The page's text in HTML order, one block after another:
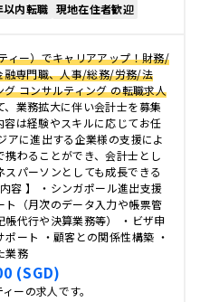
内転職 現地在住者歓迎
ィー）でキャリアアップ！財務/
専門職、人事/総務/労務/法
グ コンサルティング の転職求人
、業務拡大に伴い会計士を募集
容は経験やスキルに応じてお任
アに進出する企業様の支援によ
携わることができ、会計士とし
スパーソンとしても成長できる
容 】 ・シンガポール進出支援
ト（月次のデータ入力や帳票管
帳代行や決算業務等） ・ビザ申
ート ・顧客との関係性構築 ・
業務
(SGD)
ーの求人です。